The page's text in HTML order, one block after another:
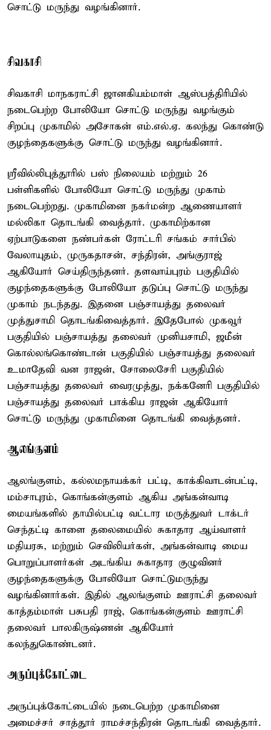
சொட்டு மருந்து வழங்கினார்.
சிவகாசி
சிவகாசி மாநகராட்சி ஜானகியம்மாள் ஆஸ்பத்திரியில்
நடைபெற்ற போலியோ சொட்டு மருந்து வழங்கும்
சிறப்பு முகாமில் அசோகன் எம்.எல்.ஏ. கலந்து கொண்டு
குழந்தைகளுக்கு சொட்டு மருந்து வழங்கினார்.
ஸ்ரீவில்லிபுத்தூரில் பஸ் நிலையம் மற்றும் 26
பள்ளிகளில் போலியோ சொட்டு மருந்து முகாம்
நடைபெற்றது. முகாமினை நகர்மன்ற ஆணையாளர்
மல்லிகா தொடங்கி வைத்தார். முகாமிற்கான
ஏற்பாடுகளை நண்பர்கள் ரோட்டரி சங்கம் சார்பில்
வேலாயுதம், முருகதாசன், சந்திரன், அங்குராஜ்
ஆகியோர் செய்திருந்தனர். தளவாய்புரம் பகுதியில்
குழந்தைகளுக்கு போலியோ தடுப்பு சொட்டு மருந்து
முகாம் நடந்தது. இதனை பஞ்சாயத்து தலைவர்
முத்துசாமி தொடங்கிவைத்தார். இதேபோல் முகவூர்
பகுதியில் பஞ்சாயத்து தலைவர் முனியசாமி, ஜமீன்
கொல்லங்கொண்டான் பகுதியில் பஞ்சாயத்து தலைவர்
உமாதேவி வன ராஜன், சோலைசேரி பகுதியில்
பஞ்சாயத்து தலைவர் வைரமுத்து, நக்கனேரி பகுதியில்
பஞ்சாயத்து தலைவர் பாக்கிய ராஜன் ஆகியோர்
சொட்டு மருந்து முகாமினை தொடங்கி வைத்தனர்.
ஆலங்குளம்
ஆலங்குளம், கல்லமநாயக்கர் பட்டி, காக்கிவாடன்பட்டி,
மம்சாபுரம், கொங்கன்குளம் ஆகிய அங்கன்வாடி
மையங்களில் தாயில்பட்டி வட்டார மருத்துவர் டாக்டர்
செந்தட்டி காளை தலைமையில் சுகாதார ஆய்வாளர்
மதியரசு, மற்றும் செவிலியர்கள், அங்கன்வாடி மைய
பொறுப்பாளர்கள் அடங்கிய சுகாதார குழுவினர்
குழந்தைகளுக்கு போலியோ சொட்டுமருந்து
வழங்கினார்கள். இதில் ஆலங்குளம் ஊராட்சி தலைவர்
காத்தம்மாள் பசுபதி ராஜ், கொங்கன்குளம் ஊராட்சி
தலைவர் பாலகிருஷ்ணன் ஆகியோர்
கலந்துகொண்டனர்.
அருப்புக்கோட்டை
அருப்புக்கோட்டையில் நடைபெற்ற முகாமினை
அமைச்சர் சாத்தூர் ராமச்சந்திரன் தொடங்கி வைத்தார்.